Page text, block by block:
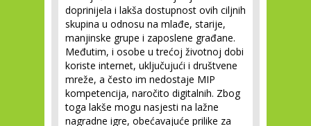
doprinijela i lakša dostupnost ovih ciljnih
skupina u odnosu na mlađe, starije,
manjinske grupe i zaposlene građane.
Međutim, i osobe u trećoj životnoj dobi
koriste internet, uključujući i društvene
mreže, a često im nedostaje MIP
kompetencija, naročito digitalnih. Zbog
toga lakše mogu nasjesti na lažne
nagradne igre, obećavajuće prilike za